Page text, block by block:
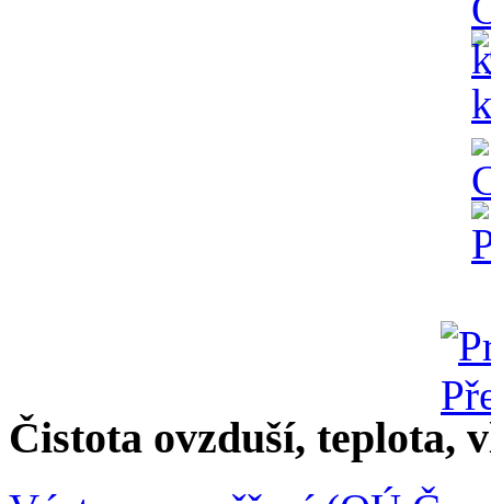
Čistota ovzduší, teplota,